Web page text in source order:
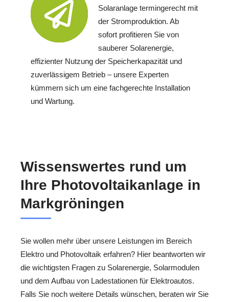
Solaranlage termingerecht mit
der Stromproduktion. Ab
sofort profitieren Sie von
sauberer Solarenergie,
effizienter Nutzung der Speicherkapazität und
zuverlässigem Betrieb – unsere Experten
kümmern sich um eine fachgerechte Installation
und Wartung.
Wissenswertes rund um
Ihre Photovoltaikanlage in
Markgröningen
Sie wollen mehr über unsere Leistungen im Bereich
Elektro und Photovoltaik erfahren? Hier beantworten wir
die wichtigsten Fragen zu Solarenergie, Solarmodulen
und dem Aufbau von Ladestationen für Elektroautos.
Falls Sie noch weitere Details wünschen, beraten wir Sie